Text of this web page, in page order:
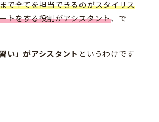
で全てを担当できるのがスタイリス
トをする役割がアシスタント、で
い」がアシスタント というわけです